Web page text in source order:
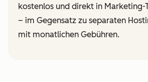
kostenlos und direkt in Marketing-
– im Gegensatz zu separaten
mit monatlichen Gebühren.